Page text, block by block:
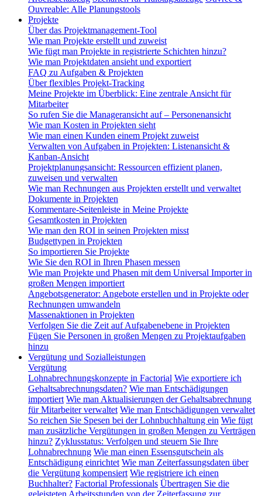
Ouvreable: Alle Planungstools
Projekte
Über das Projektmanagement-Tool
Wie man Projekte erstellt und zuweist
Wie fügt man Projekte in registrierte Schichten hinzu?
Wie man Projektdaten ansieht und exportiert
FAQ zu Aufgaben & Projekten
Über flexibles Projekt-Tracking
Meine Projekte im Überblick: Eine zentrale Ansicht für
Mitarbeiter
So rufen Sie die Manageransicht auf – Personenansicht
Wie man Kosten in Projekten sieht
Wie man einen Kunden einem Projekt zuweist
Verwalten von Aufgaben in Projekten: Listenansicht &
Kanban-Ansicht
Projektplanungsansicht: Ressourcen effizient planen,
zuweisen und verwalten
Wie man Rechnungen aus Projekten erstellt und verwaltet
Dokumente in Projekten
Kommentare-Seitenleiste in Meine Projekte
Gesamtkosten in Projekten
Wie man den ROI in seinen Projekten misst
Budgettypen in Projekten
So importieren Sie Projekte
Wie Sie den ROI in Ihren Phasen messen
Wie man Projekte und Phasen mit dem Universal Importer in
großen Mengen importiert
Angebotsgenerator: Angebote erstellen und in Projekte oder
Rechnungen umwandeln
Massenaktionen in Projekten
Verfolgen Sie die Zeit auf Aufgabenebene in Projekten
Fügen Sie Personen in großen Mengen zu Projektaufgaben
hinzu
Vergütung und Sozialleistungen
Vergütung
Lohnabrechnungskonzepte in Factorial Wie exportiere ich
Gehaltsabrechnungsdaten? Wie man Entschädigungen
importiert Wie man Aktualisierungen der Gehaltsabrechnung
für Mitarbeiter verwaltet Wie man Entschädigungen verwaltet
So reichen Sie Spesen bei der Lohnbuchhaltung ein Wie fügt
man zusätzliche Vergütungen in großen Mengen zu Verträgen
hinzu? Zyklusstatus: Verfolgen und steuern Sie Ihre
Lohnabrechnung Wie man einen Essensgutschein als
Entschädigung einrichtet Wie man Zeiterfassungsdaten über
die Vergütung kompensiert Wie registriere ich einen
Buchhalter? Factorial Professionals Übertragen Sie die
geleisteten Arbeitsstunden von der Zeiterfassung zur